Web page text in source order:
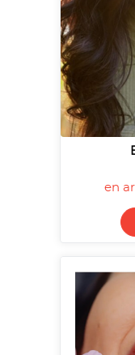
en